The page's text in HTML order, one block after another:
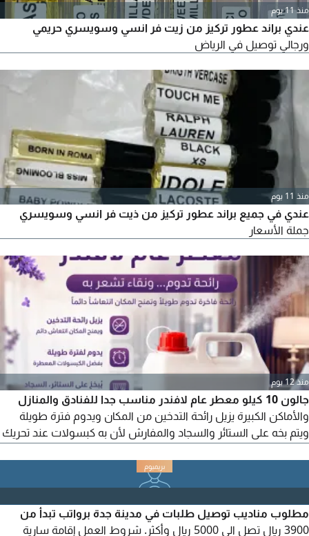
منذ 11 يوم
عندي براند عطور تركيز من زيت فر انسي وسويسري حريمي
ورجالي توصيل في الرياض
منذ 11 يوم
عندي في جميع براند عطور تركيز من ذيت فر انسي وسويسري
جملة الأسعار
منذ 12 يوم
جالون 10 كيلو معطر عام لافندر مناسب جدا للفنادق والمنازل
والأماكن الكبيرة يزيل رائحة التدخين من المكان ويدوم فترة طويلة
ويتم بخه على الستائر والسجاد والمفارش لأن به كبسولات عند تحريك
ب 450 ريال والتوصيل مجانا ومش بس كدة وكمان بتأخذ بخاخ بمب
مطلوب مناديب توصيل طلبات في مدينة جدة برواتب تبدأ من
3900 ريال تصل الى 5000 ريال وأكثر. شروط العمل إقامة سارية